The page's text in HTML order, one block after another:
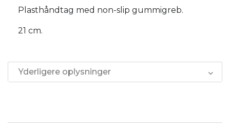
Plasthåndtag med non-slip gummigreb.
21 cm.
Yderligere oplysninger